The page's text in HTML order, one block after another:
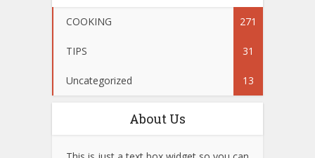
COOKING 271
TIPS 31
Uncategorized 13
About Us